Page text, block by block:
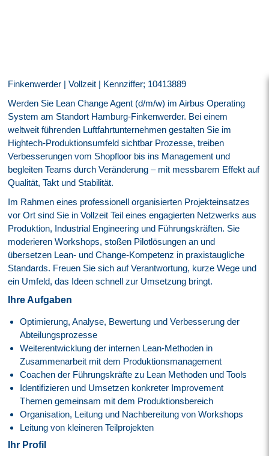
Finkenwerder | Vollzeit | Kennziffer; 10413889
Werden Sie Lean Change Agent (d/m/w) im Airbus Operating
System am Standort Hamburg-Finkenwerder. Bei einem
weltweit führenden Luftfahrtunternehmen gestalten Sie im
Hightech-Produktionsumfeld sichtbar Prozesse, treiben
Verbesserungen vom Shopfloor bis ins Management und
begleiten Teams durch Veränderung – mit messbarem Effekt auf
Qualität, Takt und Stabilität.
Im Rahmen eines professionell organisierten Projekteinsatzes
vor Ort sind Sie in Vollzeit Teil eines engagierten Netzwerks aus
Produktion, Industrial Engineering und Führungskräften. Sie
moderieren Workshops, stoßen Pilotlösungen an und
übersetzen Lean- und Change-Kompetenz in praxistaugliche
Standards. Freuen Sie sich auf Verantwortung, kurze Wege und
ein Umfeld, das Ideen schnell zur Umsetzung bringt.
Ihre Aufgaben
Optimierung, Analyse, Bewertung und Verbesserung der
Abteilungsprozesse
Weiterentwicklung der internen Lean-Methoden in
Zusammenarbeit mit dem Produktionsmanagement
Coachen der Führungskräfte zu Lean Methoden und Tools
Identifizieren und Umsetzen konkreter Improvement
Themen gemeinsam mit dem Produktionsbereich
Organisation, Leitung und Nachbereitung von Workshops
Leitung von kleineren Teilprojekten
Ihr Profil